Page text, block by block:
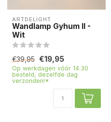
ARTDELIGHT
Wandlamp Gyhum II -
Wit
€39,95 €19,95
Op werkdagen vóór 14.30
besteld, dezelfde dag
verzonden!*